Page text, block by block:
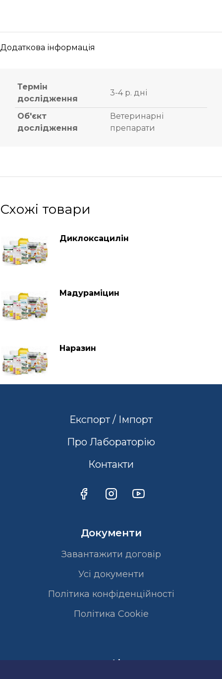
Додаткова інформація
Термін
дослідження
3-4 р. дні
Об'єкт
дослідження
Ветеринарні
препарати
Схожі товари
Диклоксацилін
Мадураміцин
Наразин
Експорт / Імпорт
Про Лабораторію
Контакти
Документи
Завантажити договір
Усі документи
Політика конфіденційності
Полiтика Cookie
Сертифікати